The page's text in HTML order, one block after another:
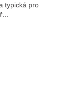
typická pro